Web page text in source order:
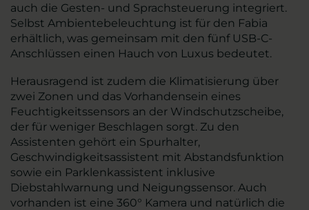
auch die Gesten- und Sprachsteuerung integriert.
Selbst Ambientebeleuchtung ist für den Fabia
erhältlich, was gemeinsam mit den fünf USB-C-
Anschlüssen einen Hauch von Luxus bedeutet.
Herausragend ist zudem die Klimatisierung über
zwei Zonen und das Vorhandensein eines
Feuchtigkeitssensors an der Windschutzscheibe,
der für weniger Beschlagen sorgt. Zu den
Assistenten gehört ein Spurhalter,
Geschwindigkeitsassistent mit Abstandsfunktion
sowie ein Parklenkassistent inklusive
Diebstahlwarnung und Neigungssensor. Auch
vorhanden ist eine 360° Kamera und natürlich die